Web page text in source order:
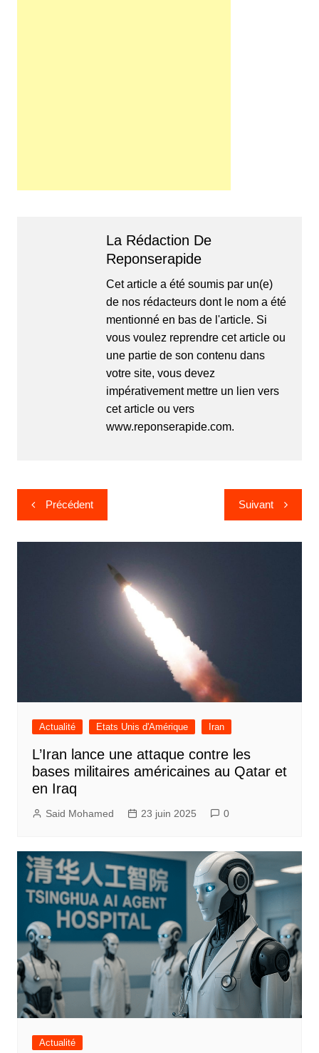
La Rédaction De
Reponserapide
Cet article a été soumis par un(e)
de nos rédacteurs dont le nom a été
mentionné en bas de l'article. Si
vous voulez reprendre cet article ou
une partie de son contenu dans
votre site, vous devez
impérativement mettre un lien vers
cet article ou vers
www.reponserapide.com.
Navigation
de
l’article
Précédent Suivant
Actualité Etats Unis d'Amérique Iran
L’Iran lance une attaque contre les
bases militaires américaines au Qatar et
en Iraq
Said Mohamed 23 juin 2025 0
Actualité